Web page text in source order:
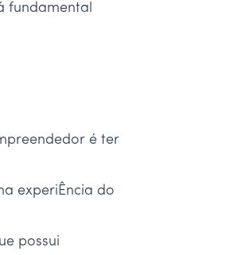
fundamental
é ter
experiÊncia do
possui